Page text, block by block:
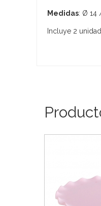
Medidas: Ø 14
Incluye 2